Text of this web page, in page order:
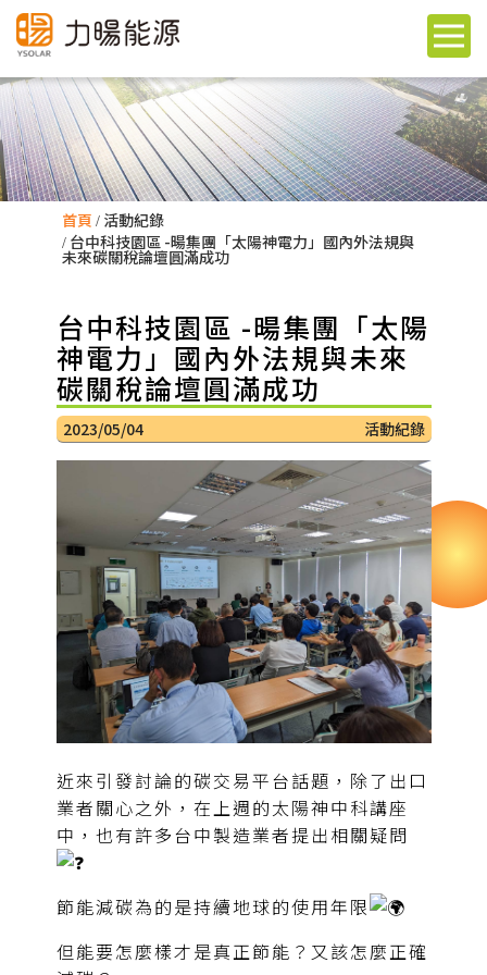
首頁 活動紀錄
台中科技園區 -暘集團「太陽神電力」國內外法規與
未來碳關稅論壇圓滿成功
台中科技園區 -暘集團「太陽
神電力」國內外法規與未來
碳關稅論壇圓滿成功
2023/05/04 活動紀錄
近來引發討論的碳交易平台話題，除了出口
業者關心之外，在上週的太陽神中科講座
中，也有許多台中製造業者提出相關疑問
節能減碳為的是持續地球的使用年限
但能要怎麼樣才是真正節能？又該怎麼正確